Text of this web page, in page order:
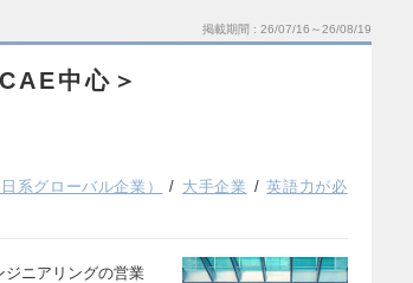
掲載期間 26/07/16～26/08/19
中心＞
系グローバル企業） 大手企業
英語力が必
ジニアリングの営業